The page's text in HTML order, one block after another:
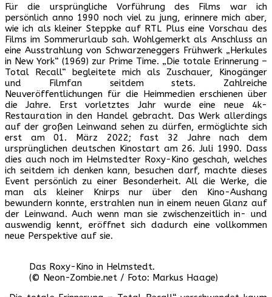
Für die ursprüngliche Vorführung des Films war ich
persönlich anno 1990 noch viel zu jung, erinnere mich aber,
wie ich als kleiner Steppke auf RTL Plus eine Vorschau des
Films im Sommerurlaub sah. Wohlgemerkt als Anschluss an
eine Ausstrahlung von Schwarzeneggers Frühwerk „Herkules
in New York“ (1969) zur Prime Time. „Die totale Erinnerung –
Total Recall“ begleitete mich als Zuschauer, Kinogänger
und Filmfan seitdem stets. Zahlreiche
Neuveröffentlichungen für die Heimmedien erschienen über
die Jahre. Erst vorletztes Jahr wurde eine neue 4k-
Restauration in den Handel gebracht. Das Werk allerdings
auf der großen Leinwand sehen zu dürfen, ermöglichte sich
erst am 01. März 2022; fast 32 Jahre nach dem
ursprünglichen deutschen Kinostart am 26. Juli 1990. Dass
dies auch noch im Helmstedter Roxy-Kino geschah, welches
ich seitdem ich denken kann, besuchen darf, machte dieses
Event persönlich zu einer Besonderheit. All die Werke, die
man als kleiner Knirps nur über den Kino-Aushang
bewundern konnte, erstrahlen nun in einem neuen Glanz auf
der Leinwand. Auch wenn man sie zwischenzeitlich in- und
auswendig kennt, eröffnet sich dadurch eine vollkommen
neue Perspektive auf sie.
Das Roxy-Kino in Helmstedt.
(© Neon-Zombie.net / Foto: Markus Haage)